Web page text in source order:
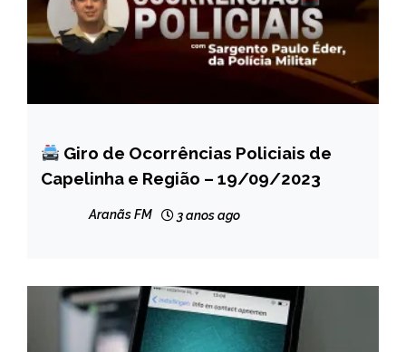
CAPELINHA
MINAS
Giro de Ocorrências Policiais de
Capelinha e Região – 19/09/2023
Aranãs FM 3 anos ago